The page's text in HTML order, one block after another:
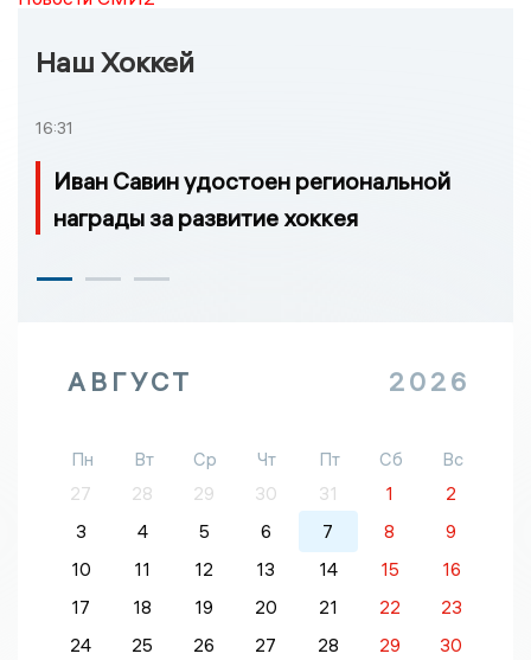
Наш Хоккей
16:31
Иван Савин удостоен региональной
награды за развитие хоккея
АВГУСТ 2026
Пн Вт Ср Чт Пт Сб
Вс
27
28 29 30 31 1
2
3
4 5 6 7 8
9
10
11 12 13 14 15
16
17
18 19 20 21 22
23
24
25 26 27 28 29
30